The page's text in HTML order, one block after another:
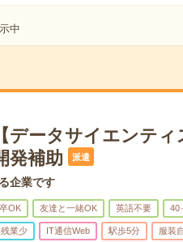
中
データサイエンティ
発補助
派遣
企業です
OK 友達と一緒OK 英語不要 40
残業少 IT通信Web 駅歩5分 服装